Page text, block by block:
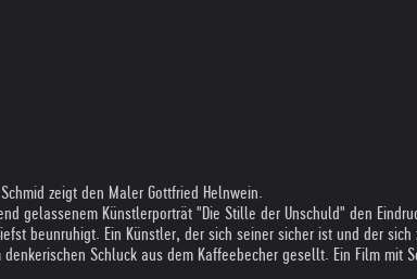
zeigt den Maler Gottfried Helnwein.
gelassenem Künstlerporträt "Die Stille der Unschuld" den
beunruhigt. Ein Künstler, der sich seiner sicher ist und der
Schluck aus dem Kaffeebecher gesellt. Ein Film mit